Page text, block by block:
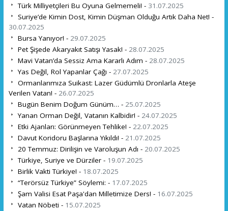
Türk Milliyetçileri Bu Oyuna Gelmemeli! - 31.07.2025
Suriye’de Kimin Dost, Kimin Düşman Olduğu Artık Daha Net! -
30.07.2025
Bursa Yanıyor! - 29.07.2025
Pet Şişede Akaryakıt Satışı Yasak! - 28.07.2025
Mavi Vatan’da Sessiz Ama Kararlı Adım - 28.07.2025
Yas Değil, Rol Yapanlar Çağı - 27.07.2025
Ormanlarımıza Suikast: Lazer Güdümlü Dronlarla Ateşe
Verilen Vatan! - 26.07.2025
Bugün Benim Doğum Günüm… - 25.07.2025
Yanan Orman Değil, Vatanın Kalbidir! - 24.07.2025
Etki Ajanları: Görünmeyen Tehlike! - 22.07.2025
Davut Koridoru Başlarına Yıkıldı! - 21.07.2025
20 Temmuz: Dirilişin ve Varoluşun Adı - 20.07.2025
Türkiye, Suriye ve Dürziler - 19.07.2025
Birlik Vakti Türkiye! - 18.07.2025
“Terörsüz Türkiye” Söylemi: - 17.07.2025
Şam Valisi Esat Paşa'dan Milletimize Ders! - 16.07.2025
Vatan Nöbeti - 15.07.2025